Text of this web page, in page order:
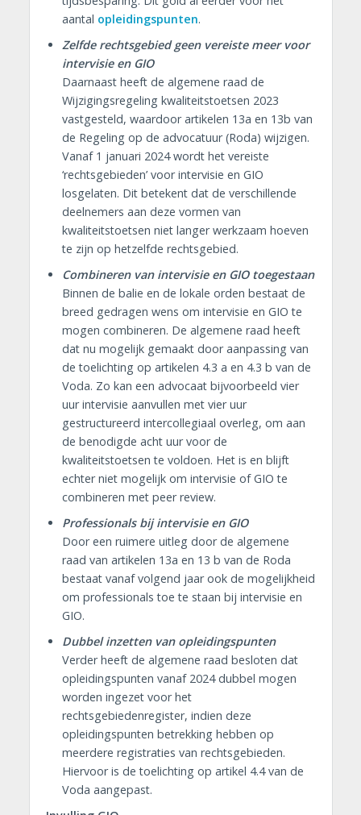
aantal opleidingspunten.
Zelfde rechtsgebied geen vereiste meer voor
intervisie en GIO
Daarnaast heeft de algemene raad de
Wijzigingsregeling kwaliteitstoetsen 2023
vastgesteld, waardoor artikelen 13a en 13b van
de Regeling op de advocatuur (Roda) wijzigen.
Vanaf 1 januari 2024 wordt het vereiste
‘rechtsgebieden’ voor intervisie en GIO
losgelaten. Dit betekent dat de verschillende
deelnemers aan deze vormen van
kwaliteitstoetsen niet langer werkzaam hoeven
te zijn op hetzelfde rechtsgebied.
Combineren van intervisie en GIO toegestaan
Binnen de balie en de lokale orden bestaat de
breed gedragen wens om intervisie en GIO te
mogen combineren. De algemene raad heeft
dat nu mogelijk gemaakt door aanpassing van
de toelichting op artikelen 4.3 a en 4.3 b van de
Voda. Zo kan een advocaat bijvoorbeeld vier
uur intervisie aanvullen met vier uur
gestructureerd intercollegiaal overleg, om aan
de benodigde acht uur voor de
kwaliteitstoetsen te voldoen. Het is en blijft
echter niet mogelijk om intervisie of GIO te
combineren met peer review.
Professionals bij intervisie en GIO
Door een ruimere uitleg door de algemene
raad van artikelen 13a en 13 b van de Roda
bestaat vanaf volgend jaar ook de mogelijkheid
om professionals toe te staan bij intervisie en
GIO.
Dubbel inzetten van opleidingspunten
Verder heeft de algemene raad besloten dat
opleidingspunten vanaf 2024 dubbel mogen
worden ingezet voor het
rechtsgebiedenregister, indien deze
opleidingspunten betrekking hebben op
meerdere registraties van rechtsgebieden.
Hiervoor is de toelichting op artikel 4.4 van de
Voda aangepast.